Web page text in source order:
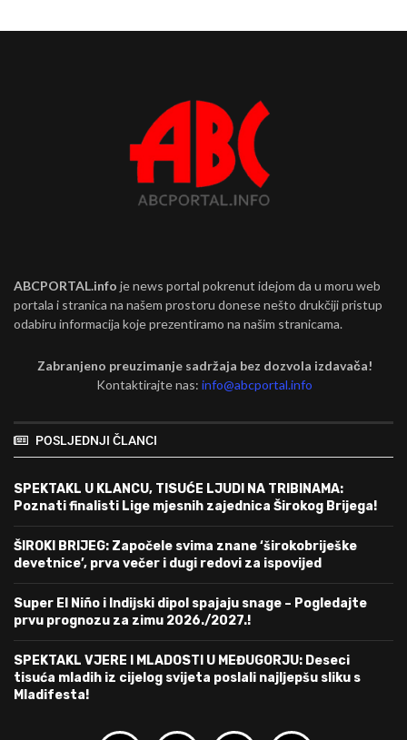
ABCPORTAL.info je news portal pokrenut idejom da u moru web
portala i stranica na našem prostoru donese nešto drukčiji pristup
odabiru informacija koje prezentiramo na našim stranicama.
Zabranjeno preuzimanje sadržaja bez dozvola izdavača!
Kontaktirajte nas:info@abcportal.info
POSLJEDNJI ČLANCI
SPEKTAKL U KLANCU, TISUĆE LJUDI NA TRIBINAMA:
Poznati finalisti Lige mjesnih zajednica Širokog Brijega!
ŠIROKI BRIJEG: Započele svima znane ‘širokobriješke
devetnice’, prva večer i dugi redovi za ispovijed
Super El Niño i Indijski dipol spajaju snage – Pogledajte
prvu prognozu za zimu 2026./2027.!
SPEKTAKL VJERE I MLADOSTI U MEĐUGORJU: Deseci
tisuća mladih iz cijelog svijeta poslali najljepšu sliku s
Mladifesta!